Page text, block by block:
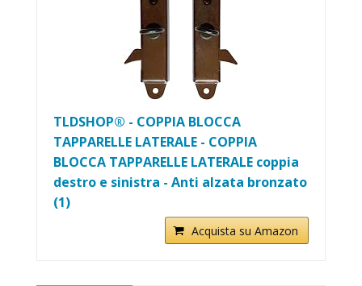
TLDSHOP® - COPPIA BLOCCA
TAPPARELLE LATERALE - COPPIA
BLOCCA TAPPARELLE LATERALE coppia
destro e sinistra - Anti alzata bronzato
(1)
Acquista su Amazon